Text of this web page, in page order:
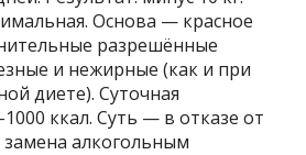
Основа — красное
разрешённые
и нежирные (как и при
диете). Суточная
ккал. Суть — в отказе от
алкогольным